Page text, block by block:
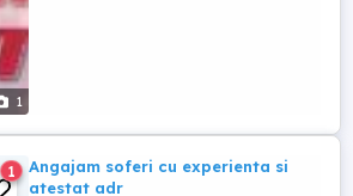
1
1
Angajam soferi cu experienta si
atestat adr